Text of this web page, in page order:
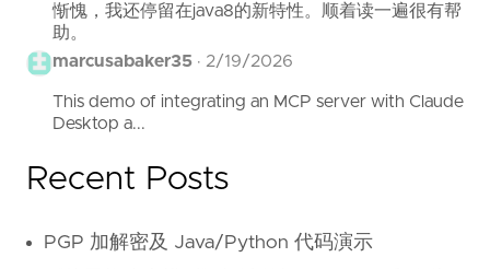
惭愧，我还停留在java8的新特性。顺着读一遍很有帮
助。
marcusabaker35 · 2/19/2026
This demo of integrating an MCP server with Claude
Desktop a...
Recent Posts
PGP 加解密及 Java/Python 代码演示